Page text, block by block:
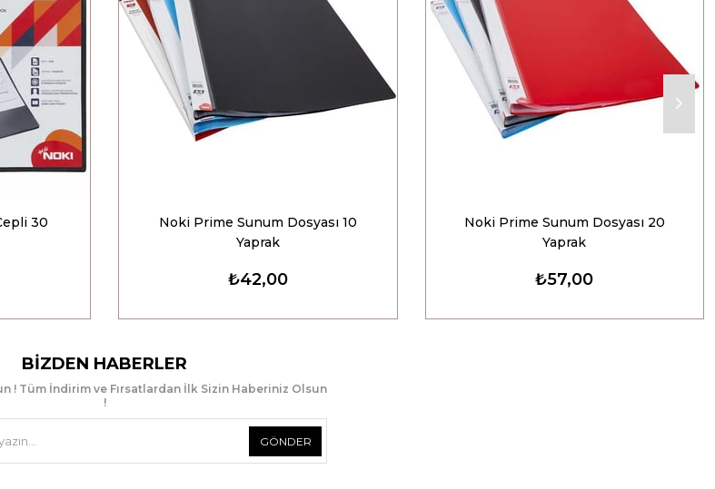
30
Noki Prime Sunum Dosyası 10
Yaprak
₺42,00
Noki Prime Sunum Dosyası 20
Yaprak
₺57,00
BIZDEN HABERLER
! Tüm İndirim ve Fırsatlardan İlk Sizin Haberiniz Olsun
!
GÖNDER